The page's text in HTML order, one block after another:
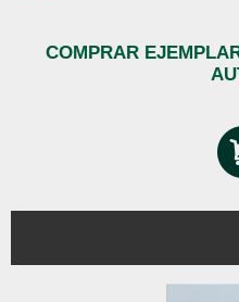
COMPRAR